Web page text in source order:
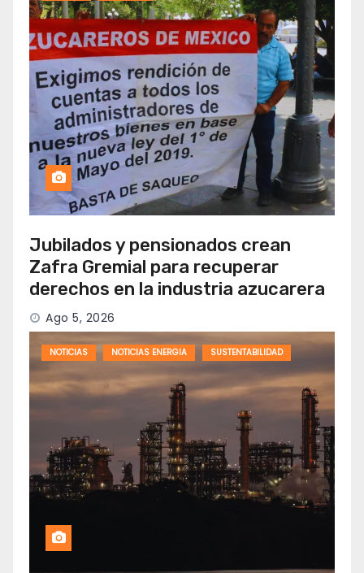
Jubilados y pensionados crean
Zafra Gremial para recuperar
derechos en la industria azucarera
Ago 5, 2026
NOTICIAS NOTICIAS ENERGIA SUSTENTABILIDAD